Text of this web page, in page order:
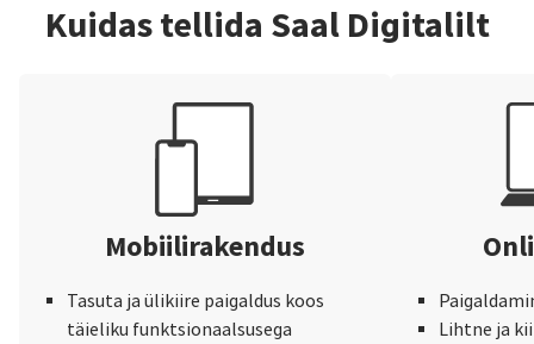
Kuidas tellida Saal Digitalilt
Mobiilirakendus
Tasuta ja ülikiire paigaldus koos
täieliku funktsionaalsusega
Lihtne ja